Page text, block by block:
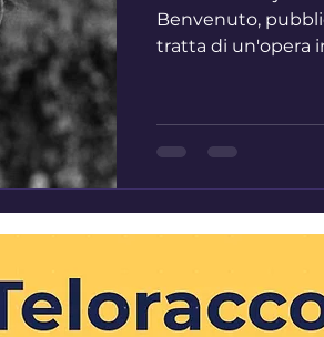
Benvenuto,
tratta di un'opera